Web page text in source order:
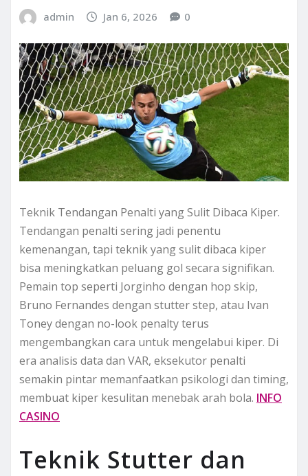
admin Jan 6, 2026 0
Teknik Tendangan Penalti yang Sulit Dibaca Kiper.
Tendangan penalti sering jadi penentu
kemenangan, tapi teknik yang sulit dibaca kiper
bisa meningkatkan peluang gol secara signifikan.
Pemain top seperti Jorginho dengan hop skip,
Bruno Fernandes dengan stutter step, atau Ivan
Toney dengan no-look penalty terus
mengembangkan cara untuk mengelabui kiper. Di
era analisis data dan VAR, eksekutor penalti
semakin pintar memanfaatkan psikologi dan timing,
membuat kiper kesulitan menebak arah bola. INFO
CASINO
Teknik Stutter dan